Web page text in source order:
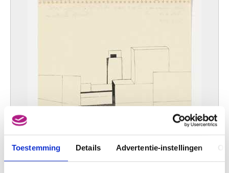
Toestemming Details Advertentie-instellingen